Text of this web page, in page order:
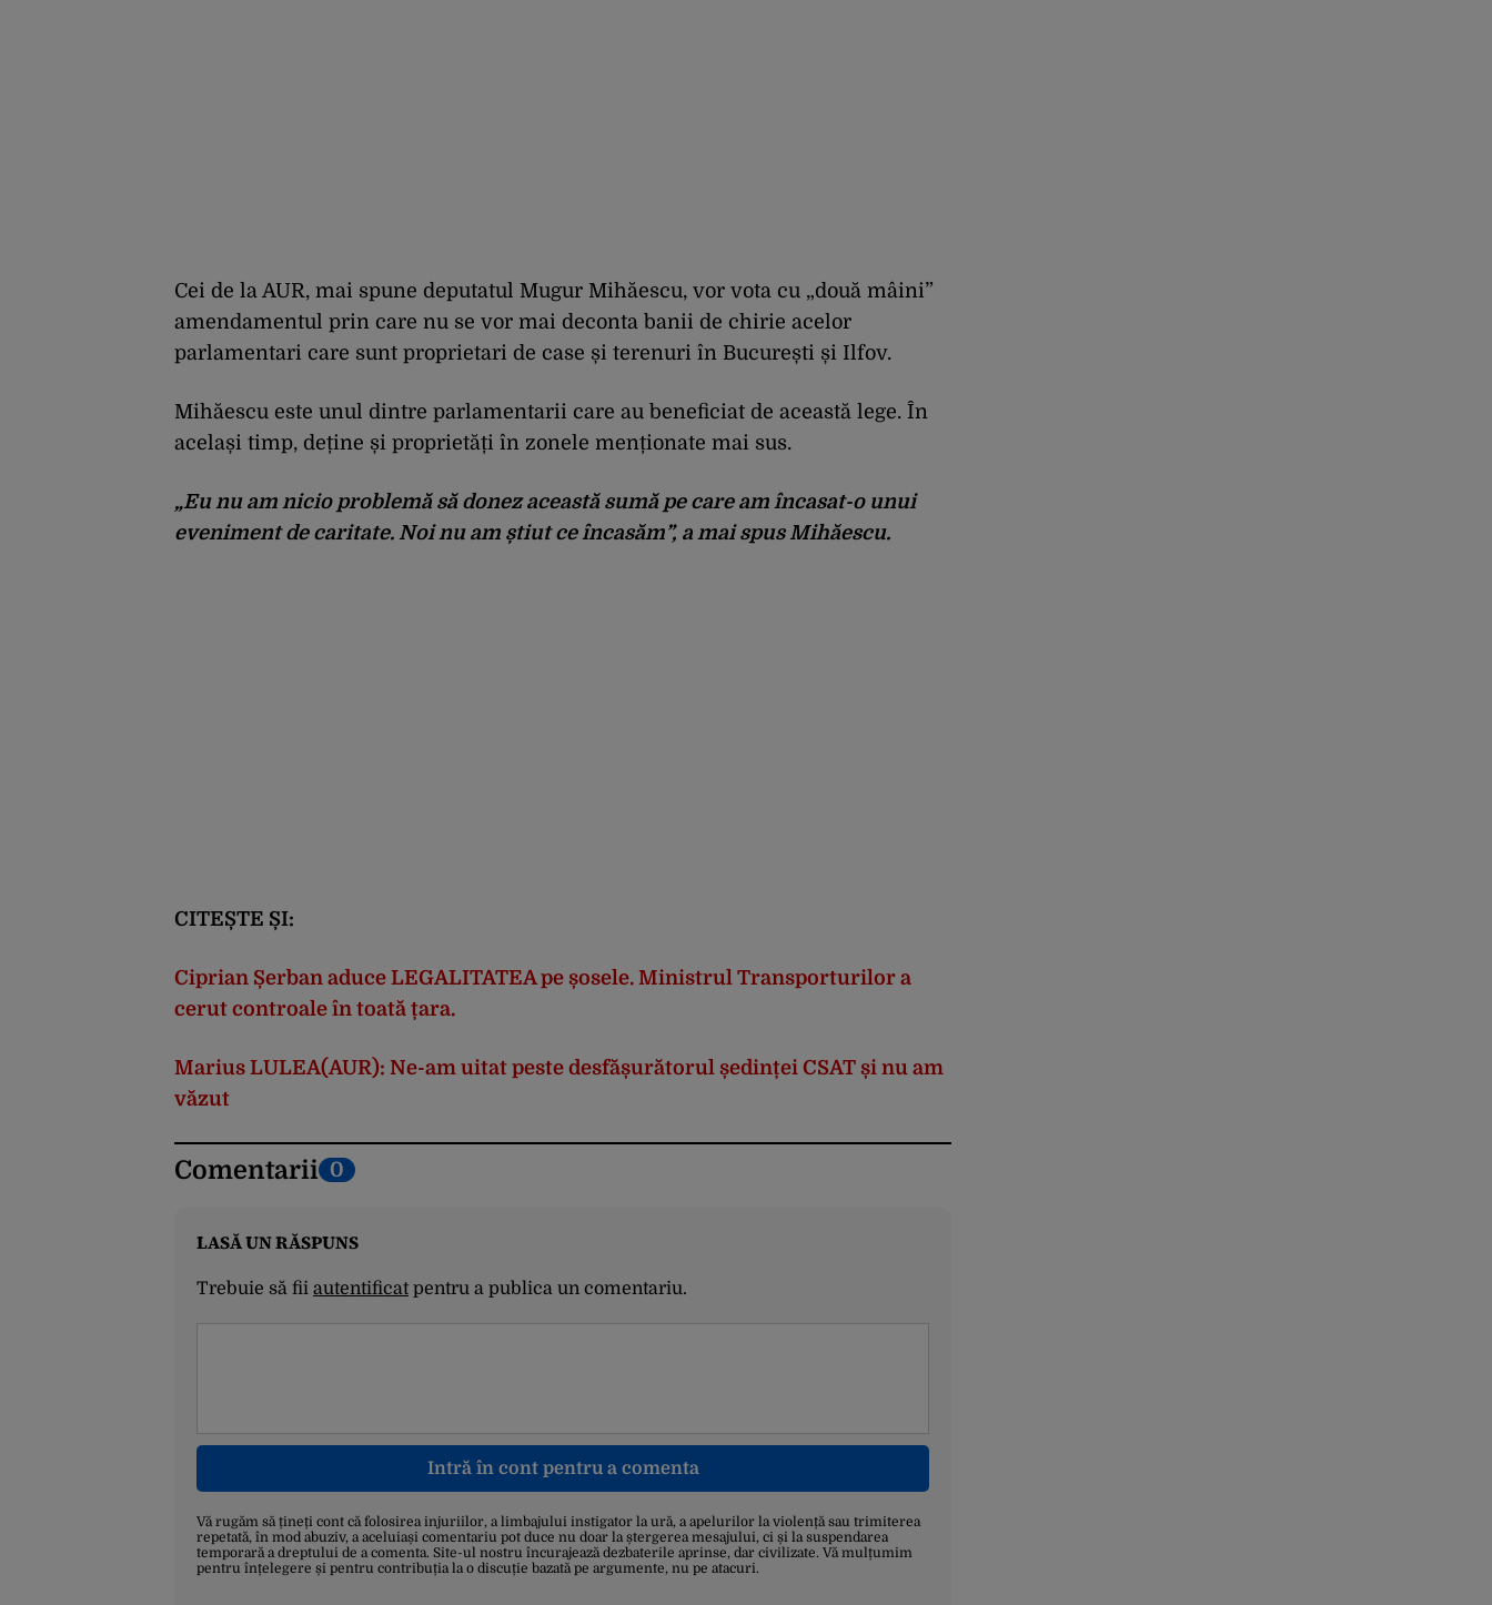
Cei de la AUR, mai spune deputatul Mugur Mihăescu, vor vota cu „două mâini”
amendamentul prin care nu se vor mai deconta banii de chirie acelor
parlamentari care sunt proprietari de case și terenuri în București și Ilfov.
Mihăescu este unul dintre parlamentarii care au beneficiat de această lege. În
același timp, deține și proprietăți în zonele menționate mai sus.
„Eu nu am nicio problemă să donez această sumă pe care am încasat-o unui
eveniment de caritate. Noi nu am știut ce încasăm”, a mai spus Mihăescu.
CITEȘTE ȘI:
Ciprian Șerban aduce LEGALITATEA pe șosele. Ministrul Transporturilor a
cerut controale în toată țara.
Marius LULEA(AUR): Ne-am uitat peste desfășurătorul ședinței CSAT și nu am
văzut
Comentarii 0
LASĂ UN RĂSPUNS
Trebuie să fii autentificatpentru a publica un comentariu.
Intră în cont pentru a comenta
Vă rugăm să țineți cont că folosirea injuriilor, a limbajului instigator la ură, a apelurilor la violență sau trimiterea
repetată, în mod abuziv, a aceluiași comentariu pot duce nu doar la ștergerea mesajului, ci și la suspendarea
temporară a dreptului de a comenta. Site-ul nostru încurajează dezbaterile aprinse, dar civilizate. Vă mulțumim
pentru înțelegere și pentru contribuția la o discuție bazată pe argumente, nu pe atacuri.